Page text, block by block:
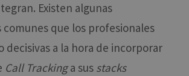
Existen algunas
que los profesionales
decisivas a la hora de incorporar
Call Trackinga sus stacks